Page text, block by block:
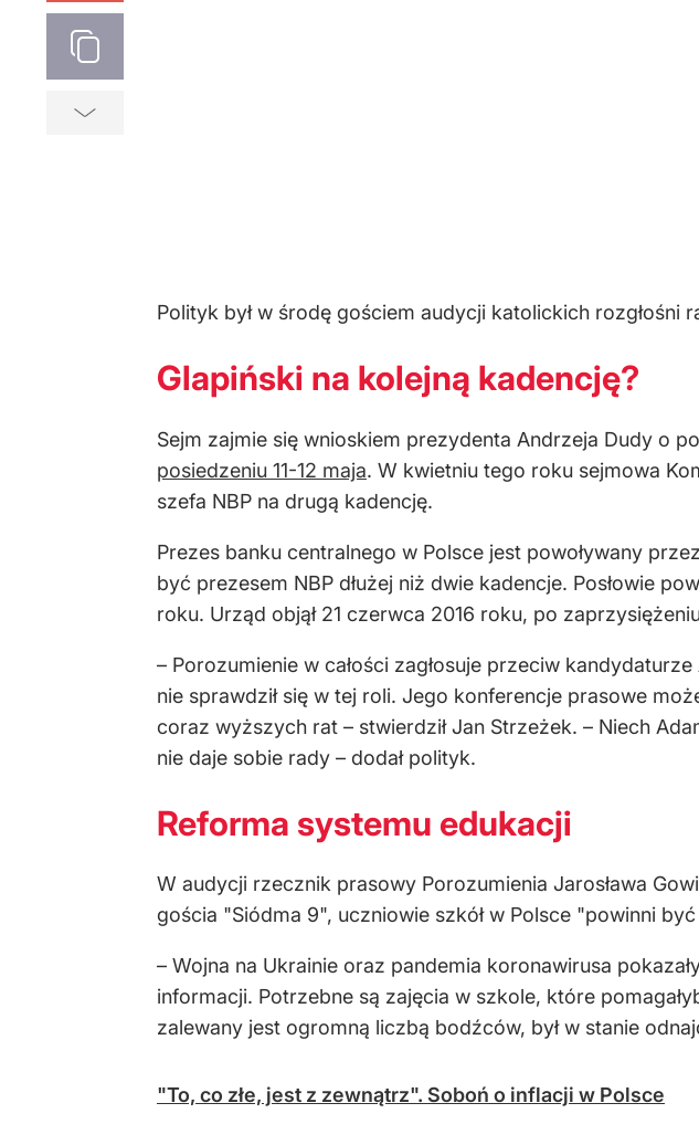
Polityk był w środę gościem audycji katolickich
Glapiński na kolejną kadencję?
Sejm zajmie się wnioskiem prezydenta Andrzeja Dudy o
posiedzeniu 11-12 maja. W kwietniu tego roku sejmowa
szefa NBP na drugą kadencję.
Prezes banku centralnego w Polsce jest powoływany
być prezesem NBP dłużej niż dwie kadencje. Posłowie
roku. Urząd objął 21 czerwca 2016 roku, po
– Porozumienie w całości zagłosuje przeciw
nie sprawdził się w tej roli. Jego konferencje prasowe
coraz wyższych rat – stwierdził Jan Strzeżek. – Niech
nie daje sobie rady – dodał polityk.
Reforma systemu edukacji
W audycji rzecznik prasowy Porozumienia Jarosława
gościa "Siódma 9", uczniowie szkół w Polsce "powinni
– Wojna na Ukrainie oraz pandemia koronawirusa
informacji. Potrzebne są zajęcia w szkole, które
zalewany jest ogromną liczbą bodźców, był w stanie
"To, co złe, jest z zewnątrz". Soboń o inflacji w Polsce